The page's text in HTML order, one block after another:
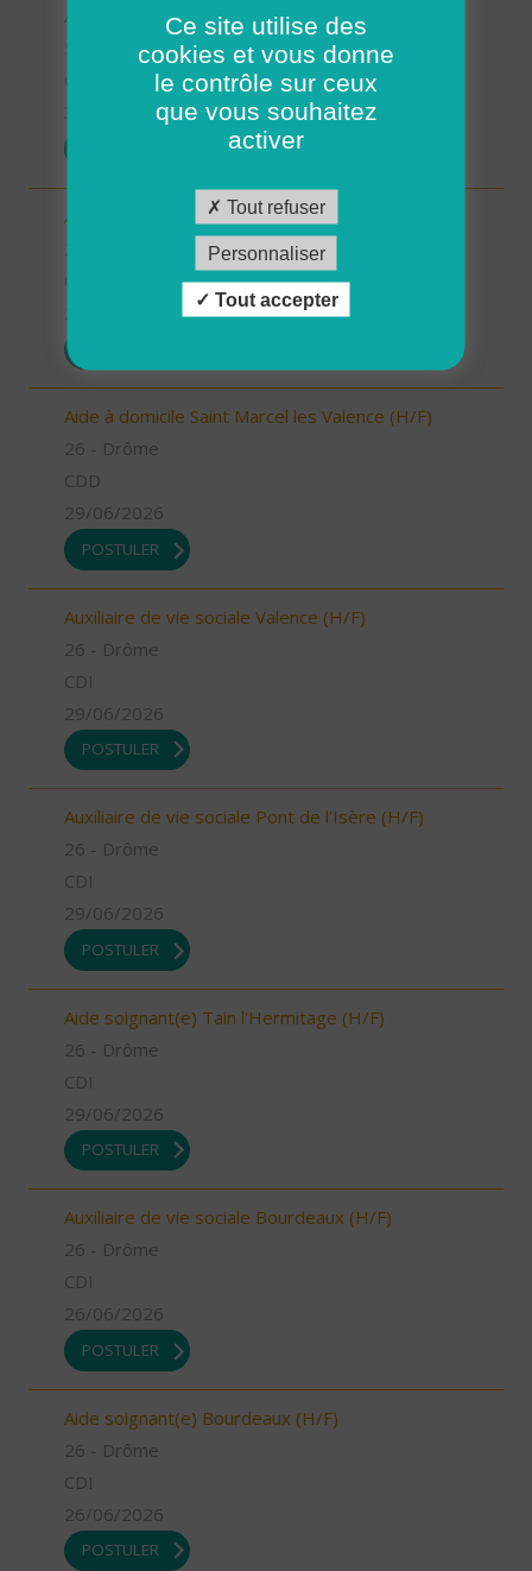
Aides à domicile (H/F)
56 - Morbihan
30/06/2026
Aide à domicile Pont de l'Isère (H/F)
Aide à domicile Saint Marcel les Valence (H/F)
26 - Drôme
CDD
29/06/2026
POSTULER
Auxiliaire de vie sociale Valence (H/F)
26 - Drôme
CDI
29/06/2026
POSTULER
Auxiliaire de vie sociale Pont de l'Isère (H/F)
26 - Drôme
CDI
29/06/2026
POSTULER
Aide soignant(e) Tain l'Hermitage (H/F)
26 - Drôme
CDI
29/06/2026
POSTULER
Auxiliaire de vie sociale Bourdeaux (H/F)
26 - Drôme
CDI
26/06/2026
POSTULER
Aide soignant(e) Bourdeaux (H/F)
26 - Drôme
CDI
26/06/2026
POSTULER
Ce site utilise des
cookies et vous donne
le contrôle sur ceux
que vous souhaitez
activer
Tout refuser
Personnaliser
Tout accepter